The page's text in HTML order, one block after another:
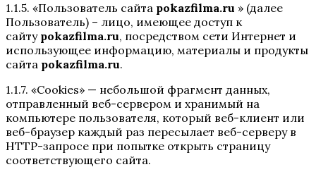
1.1.5. «Пользователь сайта pokazfilma.ru » (далее
Пользователь) – лицо, имеющее доступ к
сайту pokazfilma.ru, посредством сети Интернет и
использующее информацию, материалы и продукты
сайта pokazfilma.ru.
1.1.7. «Cookies» — небольшой фрагмент данных,
отправленный веб-сервером и хранимый на
компьютере пользователя, который веб-клиент или
веб-браузер каждый раз пересылает веб-серверу в
HTTP-запросе при попытке открыть страницу
соответствующего сайта.